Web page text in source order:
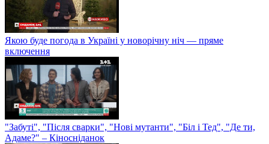
Якою буде погода в Україні у новорічну ніч — пряме
включення
"Забуті", "Після сварки", "Нові мутанти", "Біл і Тед", "Де ти,
Адаме?" – Кіносніданок